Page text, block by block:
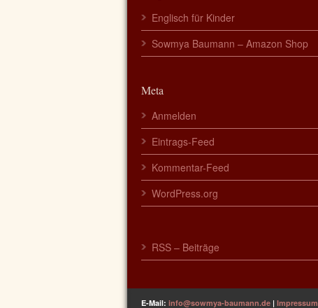
Englisch für Kinder
Sowmya Baumann – Amazon Shop
Meta
Anmelden
Eintrags-Feed
Kommentar-Feed
WordPress.org
RSS – Beiträge
E-Mail: info@sowmya-baumann.de | Impressum